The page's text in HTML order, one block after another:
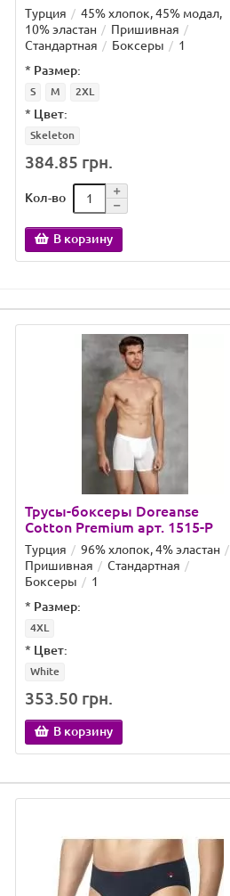
Турция
45% хлопок, 45% модал,
10% эластан
Пришивная
Стандартная
Боксеры
1
* Размер:
S M 2XL
* Цвет:
Skeleton
384.85 грн.
Кол-во
В корзину
Трусы-боксеры Doreanse
Cotton Premium арт. 1515-P
Турция
96% хлопок, 4% эластан
Пришивная
Стандартная
Боксеры
1
* Размер:
4XL
* Цвет:
White
353.50 грн.
В корзину